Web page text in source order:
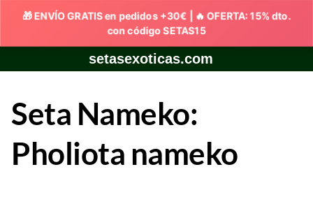
to
setasexoticas.com
Seta Nameko:
Pholiota nameko